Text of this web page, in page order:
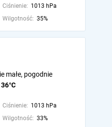
Ciśnienie: 1013 hPa
Wilgotność: 35%
36°C
małe, pogodnie
Ciśnienie: 1013 hPa
Wilgotność: 33%